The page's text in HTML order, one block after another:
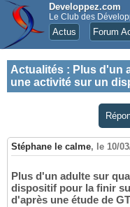
Developpez.com
Le Club des
Actus Forum
Actualités : Plus d'un
une activité sur un
Stéphane le calme, le 10/
Plus d'un adulte sur
dispositif pour la finir
d'après une étude de